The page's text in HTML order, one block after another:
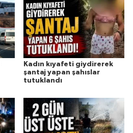
Kadın kıyafeti giydirerek
şantaj yapan şahıslar
tutuklandı